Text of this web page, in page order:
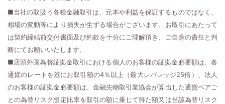
■当社の取扱う各種金融取引は、元本や利益を保証するものではなく、
相場の変動等により損失が生ずる場合がございます。お取引にあたって
は契約締結前交付書面及び約款を十分にご理解頂き、ご自身の責任と判
断にてお願いいたします。
■店頭外国為替証拠金取引における個人のお客様の証拠金必要額は、各
通貨のレートを基にお取引額の4％以上（最大レバレッジ25倍）、法人
のお客様の証拠金必要額は、金融先物取引業協会が算出した通貨ペアご
との為替リスク想定比率を取引の額に乗じて得た額又は当該為替リスク